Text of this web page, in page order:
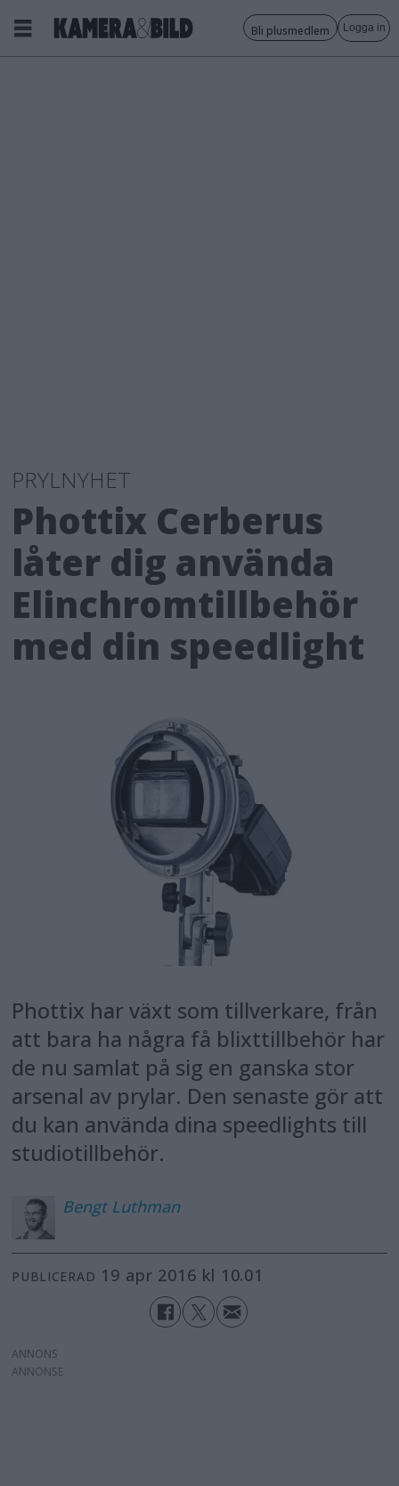
Bli plusmedlem Logga in
PRYLNYHET
Phottix Cerberus
låter dig använda
Elinchromtillbehör
med din speedlight
Phottix har växt som tillverkare, från
att bara ha några få blixttillbehör har
de nu samlat på sig en ganska stor
arsenal av prylar. Den senaste gör att
du kan använda dina speedlights till
studiotillbehör.
Bengt Luthman
PUBLICERAD 19 apr 2016 kl 10.01
ANNONS